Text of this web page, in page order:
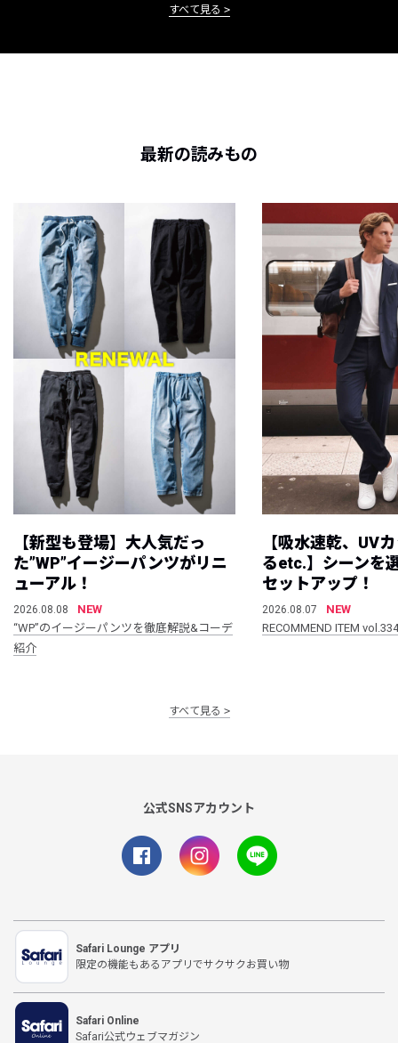
すべて見る
最新の読みもの
【新型も登場】大人気だっ
た”WP”イージーパンツがリニ
ューアル！
2026.08.08
NEW
“WP”のイージーパンツを徹底解説&コーデ
紹介
【吸水速乾、UV
るetc.】シーンを
セットアップ！
2026.08.07
NEW
RECOMMEND ITEM vol.334
すべて見る
公式SNSアカウント
Safari Lounge アプリ
限定の機能もあるアプリでサクサクお買い物
Safari Online
Safari公式ウェブマガジン